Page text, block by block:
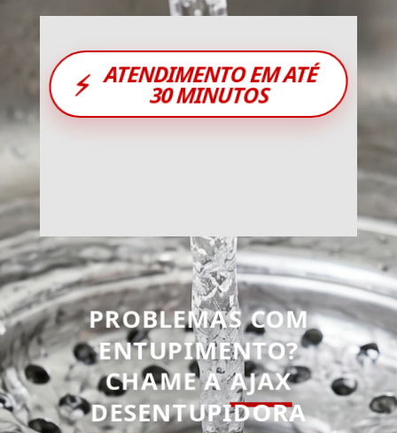
⚡ ATENDIMENTO EM ATÉ
30 MINUTOS
PROBLEMAS COM
ENTUPIMENTO?
CHAME AAJAX
DESENTUPIDORA